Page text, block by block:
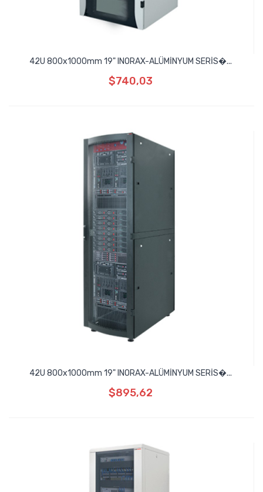
42U 800x1000mm 19" INORAX-ALÜMİNYUM SERİS�...
$740,03
42U 800x1000mm 19" INORAX-ALÜMİNYUM SERİS�...
$895,62